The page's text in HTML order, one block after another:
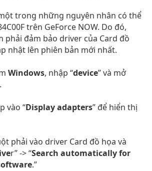
trong những nguyên nhân có thể
trên GeForce NOW. Do đó,
phải đảm bảo driver của Card đồ
nhật lên phiên bản mới nhất.
Windows, nhập “device” và mở
.
vào “Display adapters” để hiển thị
phải vào driver Card đồ họa và
r” -> “Search automatically for
.”